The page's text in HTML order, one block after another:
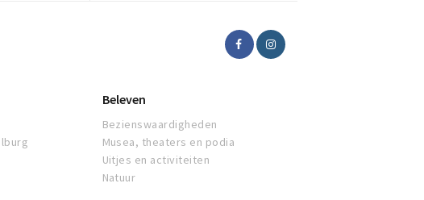
Beleven
Bezienswaardigheden
Musea, theaters en podia
Uitjes en activiteiten
Natuur